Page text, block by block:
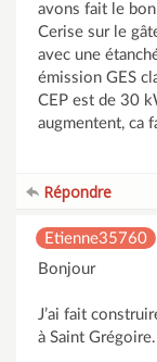
avons fait le
Cerise sur le
avec une
émission GES
CEP est de 30
augmentent, ca
Répondre
Etienne35760
Bonjour
J’ai fait
à Saint Grégoire.